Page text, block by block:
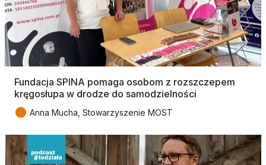
Fundacja SPINA pomaga osobom z rozszczepem
kręgosłupa w drodze do samodzielności
● Anna Mucha, Stowarzyszenie MOST